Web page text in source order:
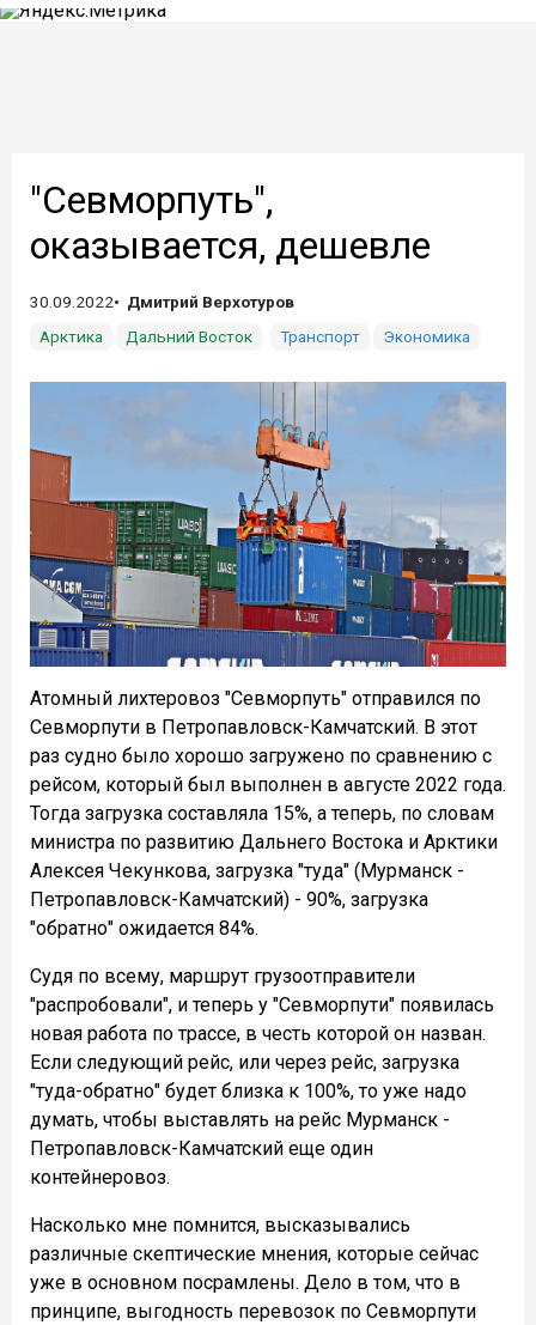
"Севморпуть",
оказывается, дешевле
30.09.2022
Дмитрий Верхотуров
Арктика
Дальний Восток Транспорт Экономика
Атомный лихтеровоз "Севморпуть" отправился по
Севморпути в Петропавловск-Камчатский. В этот
раз судно было хорошо загружено по сравнению с
рейсом, который был выполнен в августе 2022 года.
Тогда загрузка составляла 15%, а теперь, по словам
министра по развитию Дальнего Востока и Арктики
Алексея Чекункова, загрузка "туда" (Мурманск -
Петропавловск-Камчатский) - 90%, загрузка
"обратно" ожидается 84%.
Судя по всему, маршрут грузоотправители
"распробовали", и теперь у "Севморпути" появилась
новая работа по трассе, в честь которой он назван.
Если следующий рейс, или через рейс, загрузка
"туда-обратно" будет близка к 100%, то уже надо
думать, чтобы выставлять на рейс Мурманск -
Петропавловск-Камчатский еще один
контейнеровоз.
Насколько мне помнится, высказывались
различные скептические мнения, которые сейчас
уже в основном посрамлены. Дело в том, что в
принципе, выгодность перевозок по Севморпути